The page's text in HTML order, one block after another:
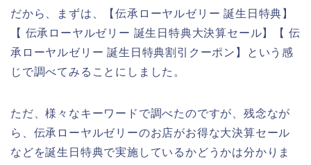
だから、まずは、【伝承ローヤルゼリー 誕生日特典】
【 伝承ローヤルゼリー 誕生日特典大決算セール】【 伝
承ローヤルゼリー 誕生日特典割引クーポン】という感
じで調べてみることにしました。
ただ、様々なキーワードで調べたのですが、残念なが
ら、伝承ローヤルゼリーのお店がお得な大決算セール
などを誕生日特典で実施しているかどうかは分かりま